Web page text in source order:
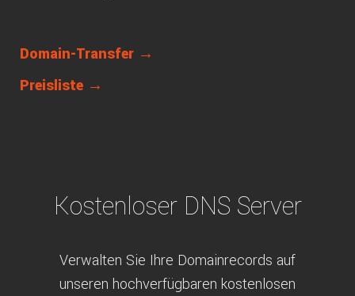
Domain-Transfer →
Preisliste →
Kostenloser DNS Server
Verwalten Sie Ihre Domainrecords auf
unseren hochverfügbaren kostenlosen